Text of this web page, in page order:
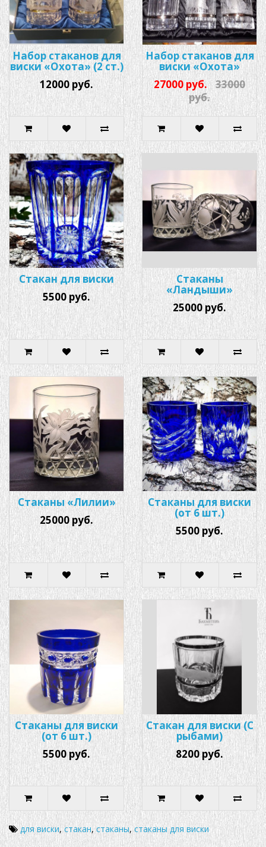
Набор стаканов для
виски «Охота» (2 ст.)
12000 руб.
Набор стаканов для
виски «Охота»
27000 руб.
33000
руб.
Стакан для виски
5500 руб.
Стаканы
«Ландыши»
25000 руб.
Стаканы «Лилии»
25000 руб.
Стаканы для виски
(от 6 шт.)
5500 руб.
Стаканы для виски
(от 6 шт.)
5500 руб.
Стакан для виски (С
рыбами)
8200 руб.
для виски, стакан, стаканы,стаканы для виски